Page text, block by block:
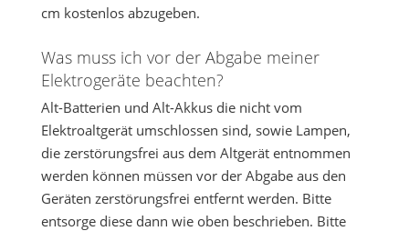
cm kostenlos abzugeben.
Was muss ich vor der Abgabe meiner
Elektrogeräte beachten?
Alt-Batterien und Alt-Akkus die nicht vom
Elektroaltgerät umschlossen sind, sowie Lampen,
die zerstörungsfrei aus dem Altgerät entnommen
werden können müssen vor der Abgabe aus den
Geräten zerstörungsfrei entfernt werden. Bitte
entsorge diese dann wie oben beschrieben. Bitte